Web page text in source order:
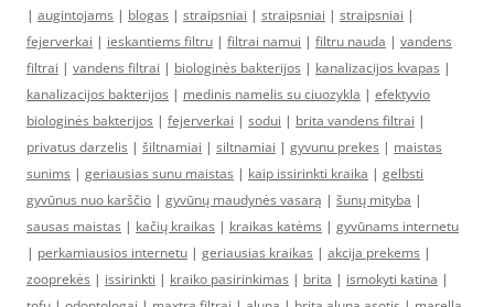
| augintojams | blogas | straipsniai | straipsniai | straipsniai |
fejerverkai | ieskantiems filtru | filtrai namui | filtru nauda | vandens
filtrai | vandens filtrai | biologinės bakterijos | kanalizacijos kvapas |
kanalizacijos bakterijos | medinis namelis su ciuozykla | efektyvio
biologinės bakterijos | fejerverkai | sodui | brita vandens filtrai |
privatus darzelis | šiltnamiai | siltnamiai | gyvunu prekes | maistas
sunims | geriausias sunu maistas | kaip issirinkti kraika | gelbsti
gyvūnus nuo karščio | gyvūnų maudynės vasarą | šunų mityba |
sausas maistas | kačių kraikas | kraikas katėms | gyvūnams internetu
| perkamiausios internetu | geriausias kraikas | akcija prekems |
zooprekės | issirinkti | kraiko pasirinkimas | brita | ismokyti katina |